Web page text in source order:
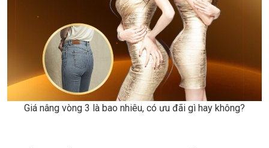
Giá nâng vòng 3 là bao nhiêu, có ưu đãi gì hay không?